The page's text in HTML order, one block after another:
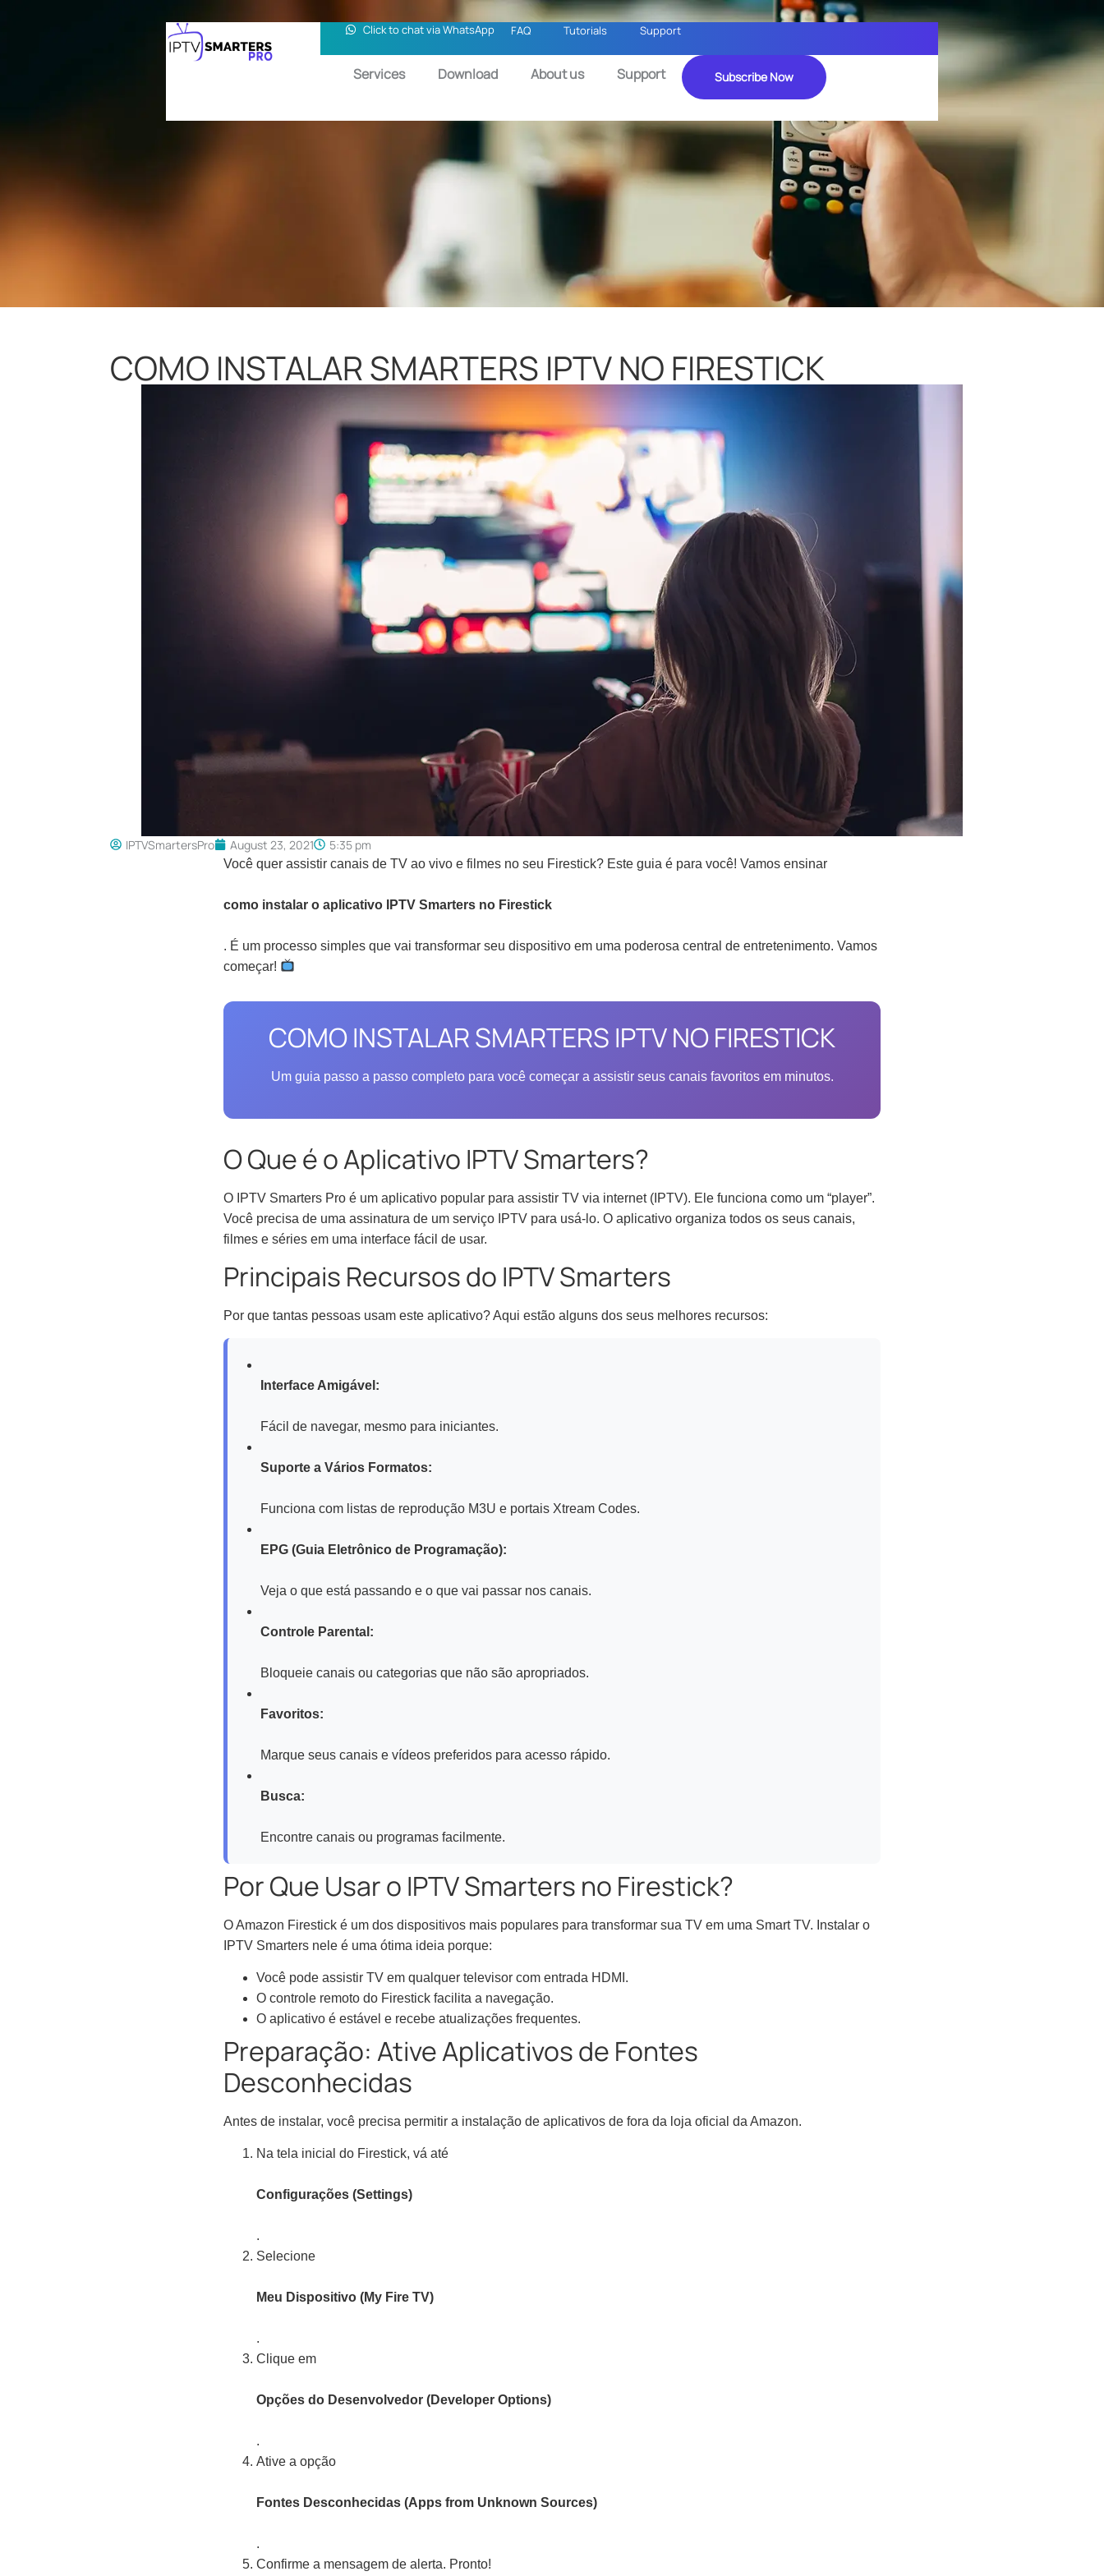
Click to chat via WhatsApp FAQ Tutorials Support
Services Download About us Support Subscribe Now
COMO INSTALAR SMARTERS IPTV NO FIRESTICK
IPTVSmartersPro August 23, 2021 5:35 pm
Você quer assistir canais de TV ao vivo e filmes no seu Firestick? Este guia é para você! Vamos ensinar
como instalar o aplicativo IPTV Smarters no Firestick
. É um processo simples que vai transformar seu dispositivo em uma poderosa central de entretenimento. Vamos
começar!
COMO INSTALAR SMARTERS IPTV NO FIRESTICK
Um guia passo a passo completo para você começar a assistir seus canais favoritos em minutos.
O Que é o Aplicativo IPTV Smarters?
O IPTV Smarters Pro é um aplicativo popular para assistir TV via internet (IPTV). Ele funciona como um “player”.
Você precisa de uma assinatura de um serviço IPTV para usá-lo. O aplicativo organiza todos os seus canais,
filmes e séries em uma interface fácil de usar.
Principais Recursos do IPTV Smarters
Por que tantas pessoas usam este aplicativo? Aqui estão alguns dos seus melhores recursos:
Interface Amigável:
Fácil de navegar, mesmo para iniciantes.
Suporte a Vários Formatos:
Funciona com listas de reprodução M3U e portais Xtream Codes.
EPG (Guia Eletrônico de Programação):
Veja o que está passando e o que vai passar nos canais.
Controle Parental:
Bloqueie canais ou categorias que não são apropriados.
Favoritos:
Marque seus canais e vídeos preferidos para acesso rápido.
Busca:
Encontre canais ou programas facilmente.
Por Que Usar o IPTV Smarters no Firestick?
O Amazon Firestick é um dos dispositivos mais populares para transformar sua TV em uma Smart TV. Instalar o
IPTV Smarters nele é uma ótima ideia porque:
Você pode assistir TV em qualquer televisor com entrada HDMI.
O controle remoto do Firestick facilita a navegação.
O aplicativo é estável e recebe atualizações frequentes.
Preparação: Ative Aplicativos de Fontes
Desconhecidas
Antes de instalar, você precisa permitir a instalação de aplicativos de fora da loja oficial da Amazon.
Na tela inicial do Firestick, vá até
Configurações (Settings)
.
Selecione
Meu Dispositivo (My Fire TV)
.
Clique em
Opções do Desenvolvedor (Developer Options)
.
Ative a opção
Fontes Desconhecidas (Apps from Unknown Sources)
.
Confirme a mensagem de alerta. Pronto!